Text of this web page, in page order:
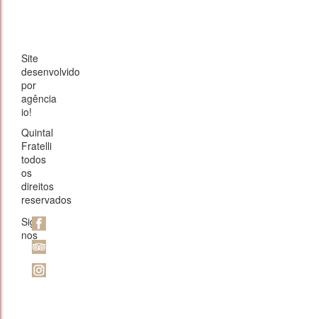
Site
desenvolvido
por
agência
io!
Quintal
Fratelli
todos
os
direitos
reservados
Siga-
nos